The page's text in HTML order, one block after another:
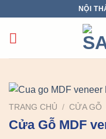
nội
NỘI
TRANG CHỦ / CỬA GỖ
Cửa Gỗ MDF